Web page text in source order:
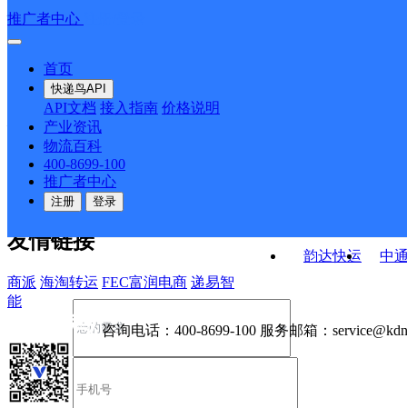
推广者中心
首页
快递鸟API
API文档 接入指南 价格说明
产业资讯
物流百科
400-8699-100
推广者中心
注册 登录
韵达快运
中
接口API
API接口 DEMO下载
关于我们
公司介绍 企业动态
合作伙伴 快递鸟接口服务协议
户隐私政策
友情链接
商派 海淘转运 FEC富润电商 递易智
能
咨询电话： 400-8699-100 服务邮箱：